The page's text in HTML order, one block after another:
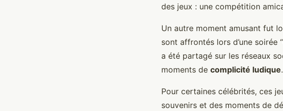
des jeux : une compétition
Un autre moment amusant fut
sont affrontés lors d’une soirée
a été partagé sur les réseaux
moments de complicité ludique.
Pour certaines célébrités, ces
souvenirs et des moments de